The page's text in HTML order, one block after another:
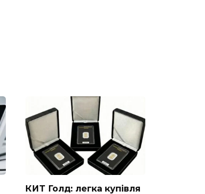
КИТ Голд: легка купівля